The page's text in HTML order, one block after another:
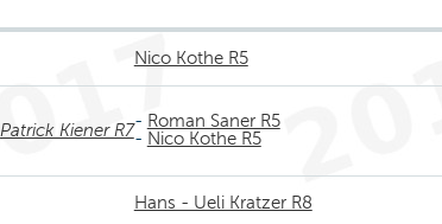
Nico Kothe R5
Patrick Kiener R7- Roman Saner R5
- Nico Kothe R5
Hans - Ueli Kratzer R8